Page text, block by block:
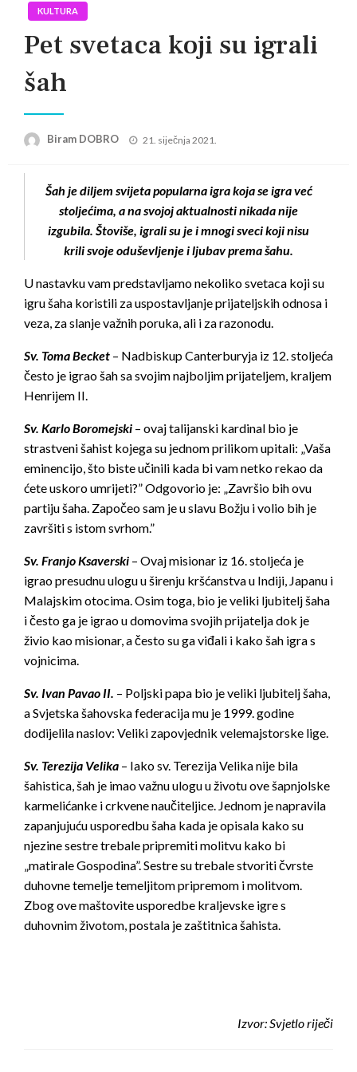
KULTURA
Pet svetaca koji su igrali
šah
Biram DOBRO
Posted
21. siječnja 2021.
Šah je diljem svijeta popularna igra koja se igra već
stoljećima, a na svojoj aktualnosti nikada nije
izgubila. Štoviše, igrali su je i mnogi sveci koji nisu
krili svoje oduševljenje i ljubav prema šahu.
U nastavku vam predstavljamo nekoliko svetaca koji su
igru šaha koristili za uspostavljanje prijateljskih odnosa i
veza, za slanje važnih poruka, ali i za razonodu.
Sv. Toma Becket – Nadbiskup Canterburyja iz 12. stoljeća
često je igrao šah sa svojim najboljim prijateljem, kraljem
Henrijem II.
Sv. Karlo Boromejski – ovaj talijanski kardinal bio je
strastveni šahist kojega su jednom prilikom upitali: „Vaša
eminencijo, što biste učinili kada bi vam netko rekao da
ćete uskoro umrijeti?” Odgovorio je: „Završio bih ovu
partiju šaha. Započeo sam je u slavu Božju i volio bih je
završiti s istom svrhom.”
Sv. Franjo Ksaverski – Ovaj misionar iz 16. stoljeća je
igrao presudnu ulogu u širenju kršćanstva u Indiji, Japanu i
Malajskim otocima. Osim toga, bio je veliki ljubitelj šaha
i često ga je igrao u domovima svojih prijatelja dok je
živio kao misionar, a često su ga viđali i kako šah igra s
vojnicima.
Sv. Ivan Pavao II. – Poljski papa bio je veliki ljubitelj šaha,
a Svjetska šahovska federacija mu je 1999. godine
dodijelila naslov: Veliki zapovjednik velemajstorske lige.
Sv. Terezija Velika – Iako sv. Terezija Velika nije bila
šahistica, šah je imao važnu ulogu u životu ove šapnjolske
karmelićanke i crkvene naučiteljice. Jednom je napravila
zapanjujuću usporedbu šaha kada je opisala kako su
njezine sestre trebale pripremiti molitvu kako bi
„matirale Gospodina”. Sestre su trebale stvoriti čvrste
duhovne temelje temeljitom pripremom i molitvom.
Zbog ove maštovite usporedbe kraljevske igre s
duhovnim životom, postala je zaštitnica šahista.
Izvor:Svjetlo riječi